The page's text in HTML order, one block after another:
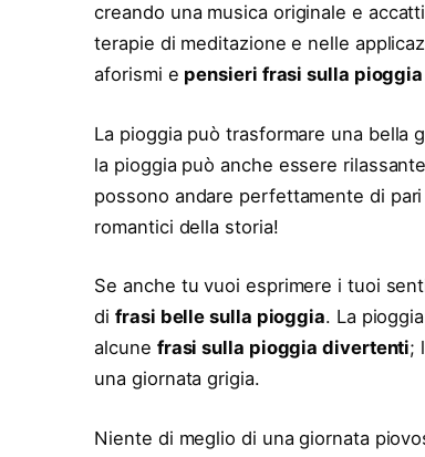
creando una musica originale e
terapie di meditazione e nelle
aforismi e pensieri frasi sulla pioggia
La pioggia può trasformare una bella
la pioggia può anche essere
possono andare perfettamente di
romantici della storia!
Se anche tu vuoi esprimere i tuoi
difrasi belle sulla pioggia. La
alcune frasi sulla pioggia divertenti;
una giornata grigia.
Niente di meglio di una giornata